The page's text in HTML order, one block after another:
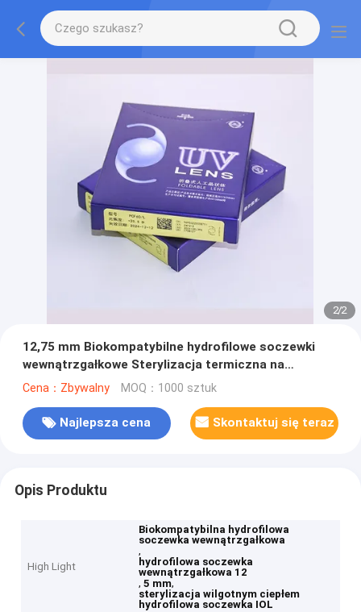
2/2
12,75 mm Biokompatybilne hydrofilowe soczewki
wewnątrzgałkowe Sterylizacja termiczna na
wilgotno
Cena：Zbywalny MOQ：1000 sztuk
Najlepsza cena Skontaktuj się teraz
Opis Produktu
High Light
Biokompatybilna hydrofilowa
soczewka wewnątrzgałkowa
,
hydrofilowa soczewka
wewnątrzgałkowa 12
,5 mm,
sterylizacja wilgotnym ciepłem
hydrofilowa soczewka IOL